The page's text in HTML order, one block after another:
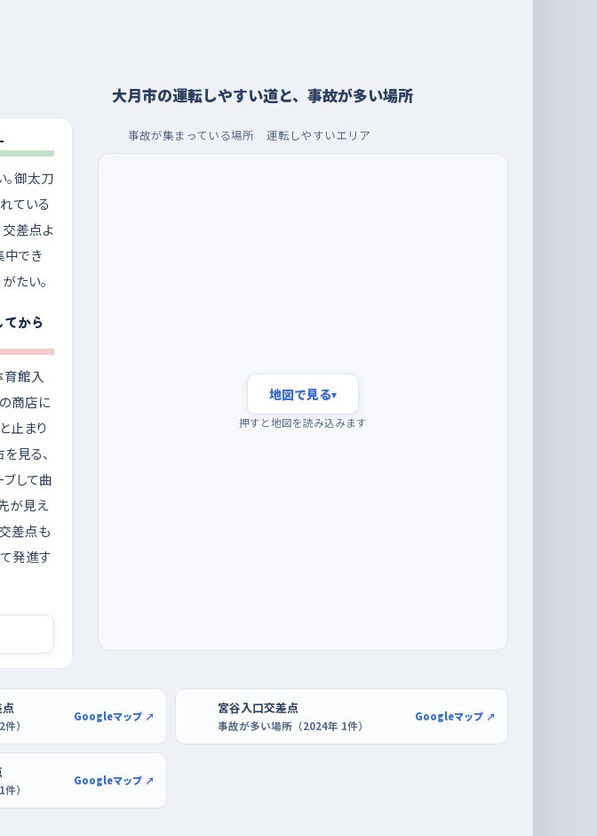
御太刀
ている
交差点よ
中でき
たい。
から
育館入
商店に
止まり
見る、
して曲
が見え
差点も
発進す
が持て
ぶと
た店
切り返
大月市の運転しやすい道と、事故が多い場所
事故が集まっている場所 運転しやすいエリア
地図で見る▾
押すと地図を読み込みます
）
Googleマップ ↗ 宮谷入口交差点
事故が多い場所（2024年 1件）
Googleマップ ↗
）
Googleマップ ↗